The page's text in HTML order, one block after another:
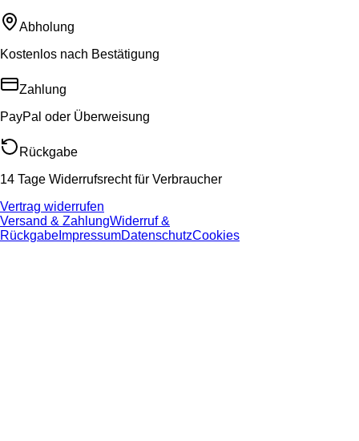
Abholung
Kostenlos nach Bestätigung
Zahlung
PayPal oder Überweisung
Rückgabe
14 Tage Widerrufsrecht für Verbraucher
Vertrag widerrufen
Versand & ZahlungWiderruf &
Rückgabe ImpressumDatenschutzCookies